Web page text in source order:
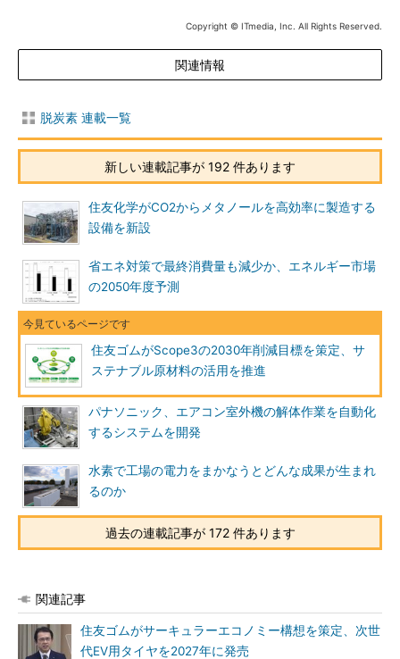
Copyright © ITmedia, Inc. All Rights Reserved.
関連情報
脱炭素 連載一覧
新しい連載記事が 192 件あります
住友化学がCO2からメタノールを高効率に製造する
設備を新設
省エネ対策で最終消費量も減少か、エネルギー市場
の2050年度予測
住友ゴムがScope3の2030年削減目標を策定、サ
ステナブル原材料の活用を推進
パナソニック、エアコン室外機の解体作業を自動化
するシステムを開発
水素で工場の電力をまかなうとどんな成果が生まれ
るのか
過去の連載記事が 172 件あります
関連記事
住友ゴムがサーキュラーエコノミー構想を策定、次世
代EV用タイヤを2027年に発売